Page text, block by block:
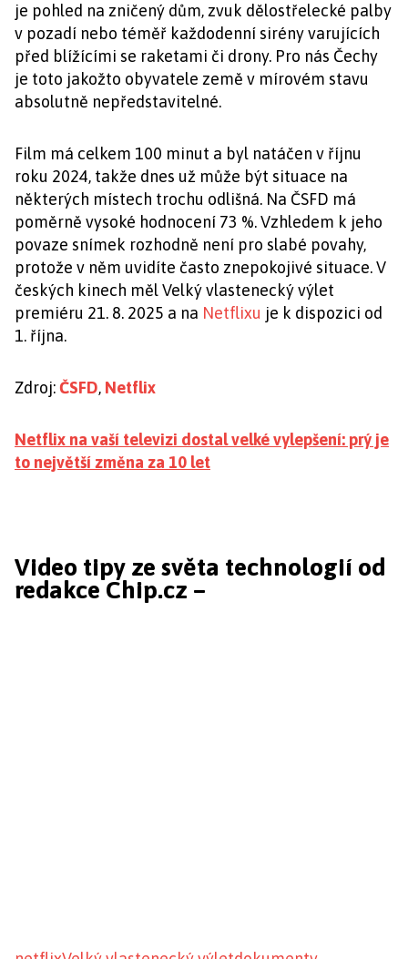
je pohled na zničený dům, zvuk dělostřelecké palby
v pozadí nebo téměř každodenní sirény varujících
před blížícími se raketami či drony. Pro nás Čechy
je toto jakožto obyvatele země v mírovém stavu
absolutně nepředstavitelné.
Film má celkem 100 minut a byl natáčen v říjnu
roku 2024, takže dnes už může být situace na
některých místech trochu odlišná. Na ČSFD má
poměrně vysoké hodnocení 73 %. Vzhledem k jeho
povaze snímek rozhodně není pro slabé povahy,
protože v něm uvidíte často znepokojivé situace. V
českých kinech měl Velký vlastenecký výlet
premiéru 21. 8. 2025 a na Netflixu je k dispozici od
1. října.
Zdroj:ČSFD, Netflix
Netflix na vaší televizi dostal velké vylepšení: prý je
to největší změna za 10 let
Video tipy ze světa technologií od
redakce Chip.cz –